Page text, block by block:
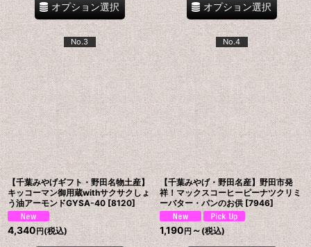
オプション選択 オプション選択
No.3
【千葉みやげギフト・野田名物土産】
キッコーマン御用蔵withサクサクしょ
う油アーモンドGYSA-40 [8120]
4,340 円 (税込)
No.4
【千葉みやげ・野田名産】野田市発
祥！マックスコーヒーピーナツクリミ
ーバター・パンのお供 [7946]
1,190 円 ～ (税込)